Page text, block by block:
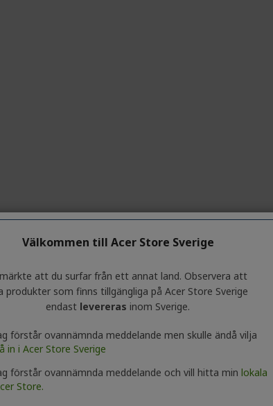
(matt)
Välkommen till Acer Store Sverige
att du surfar från ett annat land. Observera att
produkter som finns tillgängliga på Acer Store Sverige
endast levereras inom Sverige.
förstår ovannämnda meddelande men skulle ändå vilja
in i Acer Store Sverige
förstår ovannämnda meddelande och vill hitta min lokala
Store.